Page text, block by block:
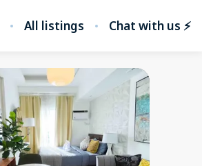
All listings Chat with us ⚡